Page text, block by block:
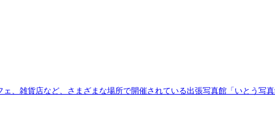
、雑貨店など、さまざまな場所で開催されている出張写真館「いとう写